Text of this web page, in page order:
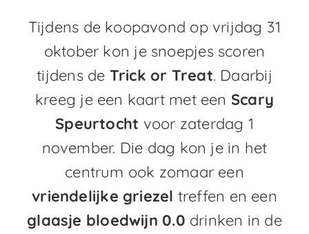
Tijdens de koopavond op vrijdag 31
oktober kon je snoepjes scoren
tijdens de Trick or Treat. Daarbij
kreeg je een kaart met een Scary
Speurtocht voor zaterdag 1
november. Die dag kon je in het
centrum ook zomaar een
vriendelijke griezel treffen en een
glaasje bloedwijn 0.0 drinken in de